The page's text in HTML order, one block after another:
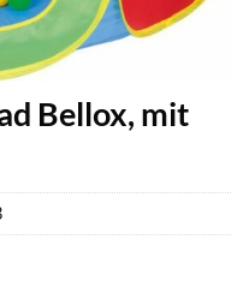
Bellox, mit